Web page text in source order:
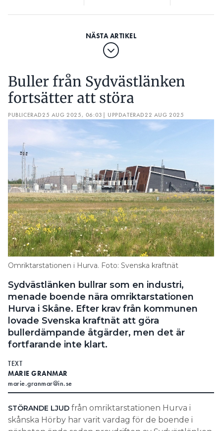
Buller från Sydvästlänken
fortsätter att störa
PUBLICERAD25 AUG 2025, 06:03 | UPPDATERAD22 AUG 2025
Omriktarstationen i Hurva. Foto: Svenska kraftnät
Sydvästlänken bullrar som en industri,
menade boende nära omriktarstationen
Hurva i Skåne. Efter krav från kommunen
lovade Svenska kraftnät att göra
bullerdämpande åtgärder, men det är
fortfarande inte klart.
TEXT
MARIE GRANMAR
marie.granmar@in.se
STÖRANDE LJUD från omriktarstationen Hurva i
skånska Hörby har varit vardag för de boende i